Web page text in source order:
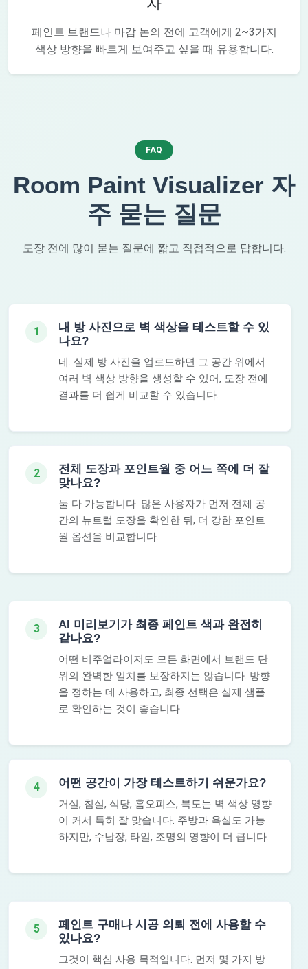
페인트 브랜드나 마감 논의 전에 고객에게 2~3가지
색상 방향을 빠르게 보여주고 싶을 때 유용합니다.
FAQ
Room Paint Visualizer 자
주 묻는 질문
도장 전에 많이 묻는 질문에 짧고 직접적으로 답합니다.
1
내 방 사진으로 벽 색상을 테스트할 수 있
나요?
네. 실제 방 사진을 업로드하면 그 공간 위에서
여러 벽 색상 방향을 생성할 수 있어, 도장 전에
결과를 더 쉽게 비교할 수 있습니다.
2
전체 도장과 포인트월 중 어느 쪽에 더 잘
맞나요?
둘 다 가능합니다. 많은 사용자가 먼저 전체 공
간의 뉴트럴 도장을 확인한 뒤, 더 강한 포인트
월 옵션을 비교합니다.
3
AI 미리보기가 최종 페인트 색과 완전히
같나요?
어떤 비주얼라이저도 모든 화면에서 브랜드 단
위의 완벽한 일치를 보장하지는 않습니다. 방향
을 정하는 데 사용하고, 최종 선택은 실제 샘플
로 확인하는 것이 좋습니다.
4 어떤 공간이 가장 테스트하기 쉬운가요?
거실, 침실, 식당, 홈오피스, 복도는 벽 색상 영향
이 커서 특히 잘 맞습니다. 주방과 욕실도 가능
하지만, 수납장, 타일, 조명의 영향이 더 큽니다.
5
페인트 구매나 시공 의뢰 전에 사용할 수
있나요?
그것이 핵심 사용 목적입니다. 먼저 몇 가지 방